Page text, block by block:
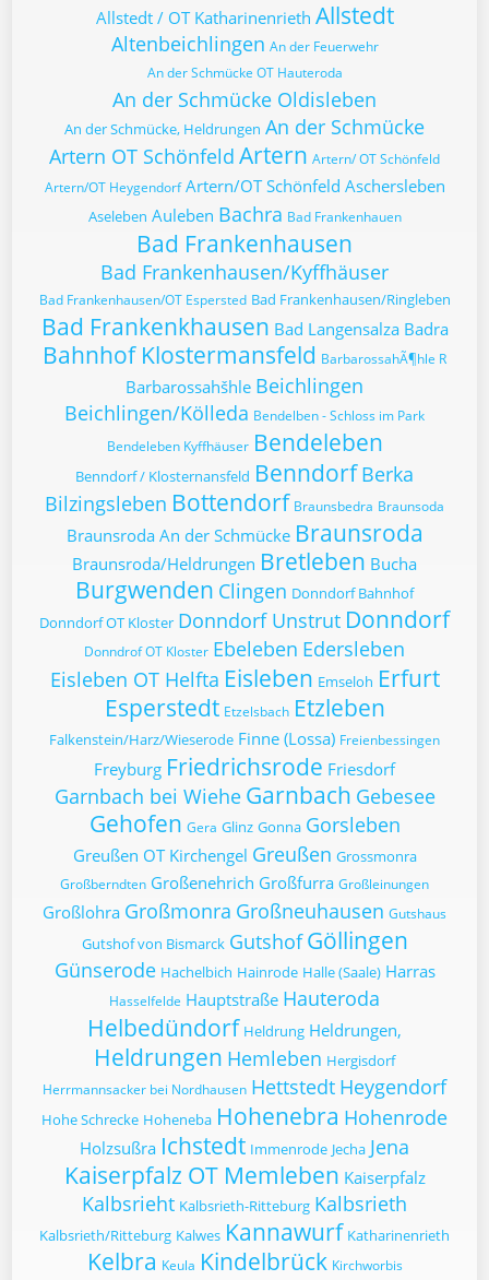
Allstedt / OT Katharinenrieth Allstedt
Altenbeichlingen An der Feuerwehr
An der Schmücke OT Hauteroda
An der Schmücke Oldisleben
An der Schmücke, Heldrungen An der Schmücke
Artern OT Schönfeld Artern Artern/ OT Schönfeld
Artern/OT Heygendorf Artern/OT Schönfeld Aschersleben
Aseleben Auleben Bachra Bad Frankenhauen
Bad Frankenhausen
Bad Frankenhausen/Kyffhäuser
Bad Frankenhausen/OT Espersted Bad Frankenhausen/Ringleben
Bad Frankenkhausen Bad Langensalza Badra
Bahnhof Klostermansfeld BarbarossahÃ¶hle R
Barbarossahšhle Beichlingen
Beichlingen/Kölleda Bendelben - Schloss im Park
Bendeleben Kyffhäuser Bendeleben
Benndorf / Klosternansfeld Benndorf Berka
Bilzingsleben Bottendorf Braunsbedra Braunsoda
Braunsroda An der Schmücke Braunsroda
Braunsroda/Heldrungen Bretleben Bucha
Burgwenden Clingen Donndorf Bahnhof
Donndorf OT Kloster Donndorf Unstrut Donndorf
Donndrof OT Kloster Ebeleben Edersleben
Eisleben OT Helfta Eisleben Emseloh Erfurt
Esperstedt Etzelsbach Etzleben
Falkenstein/Harz/Wieserode Finne (Lossa) Freienbessingen
Freyburg Friedrichsrode Friesdorf
Garnbach bei Wiehe Garnbach Gebesee
Gehofen Gera Glinz Gonna Gorsleben
Greußen OT Kirchengel Greußen Grossmonra
Großberndten Großenehrich Großfurra Großleinungen
Großlohra Großmonra Großneuhausen Gutshaus
Gutshof von Bismarck Gutshof Göllingen
Günserode Hachelbich Hainrode Halle (Saale) Harras
Hasselfelde Hauptstraße Hauteroda
Helbedündorf Heldrung Heldrungen,
Heldrungen Hemleben Hergisdorf
Herrmannsacker bei Nordhausen Hettstedt Heygendorf
Hohe Schrecke Hoheneba Hohenebra Hohenrode
Holzsußra Ichstedt Immenrode Jecha Jena
Kaiserpfalz OT Memleben Kaiserpfalz
Kalbsrieht Kalbsrieth-Ritteburg Kalbsrieth
Kalbsrieth/Ritteburg Kalwes Kannawurf Katharinenrieth
Kelbra Keula Kindelbrück Kirchworbis